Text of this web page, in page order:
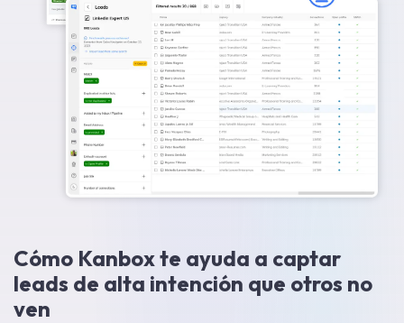
Cómo Kanbox te ayuda a captar
leads de alta intención que otros no
ven